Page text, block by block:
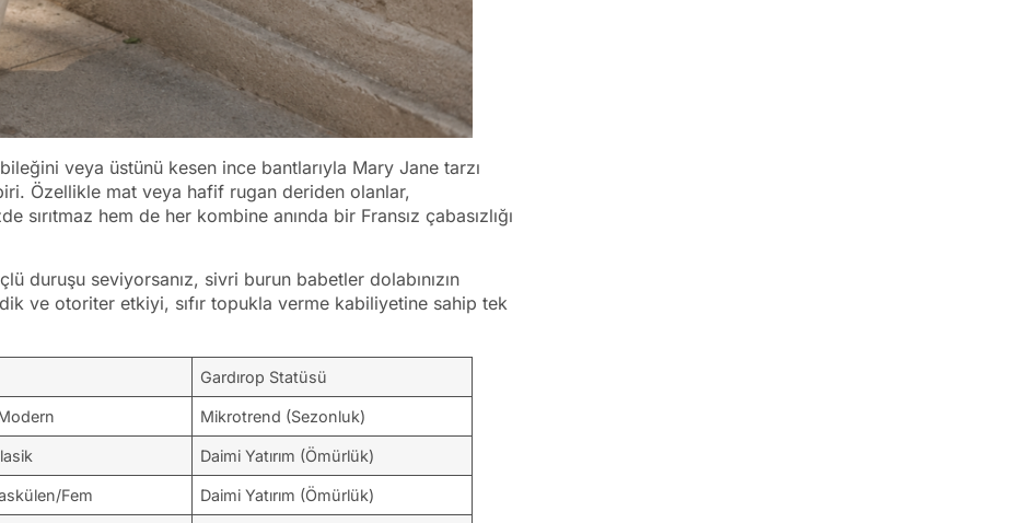
veya üstünü kesen ince bantlarıyla Mary Jane tarzı
Özellikle mat veya hafif rugan deriden olanlar,
sırıtmaz hem de her kombine anında bir Fransız çabasızlığı
duruşu seviyorsanız, sivri burun babetler dolabınızın
dik ve otoriter etkiyi, sıfır topukla verme kabiliyetine sahip tek
Gardırop Statüsü
Mikrotrend (Sezonluk)
Daimi Yatırım (Ömürlük)
Fem Daimi Yatırım (Ömürlük)